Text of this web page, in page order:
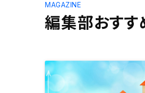
編集部おすす
MAGAZINE